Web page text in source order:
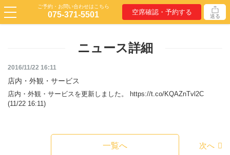
ご予約・お問い合わせはこちら
075-371-5501 空席確認・予約する 送る
ニュース詳細
2016/11/22 16:11
店内・外観・サービス
店内・外観・サービスを更新しました。 https://t.co/KQAZnTvl2C
(11/22 16:11)
一覧へ 次へ